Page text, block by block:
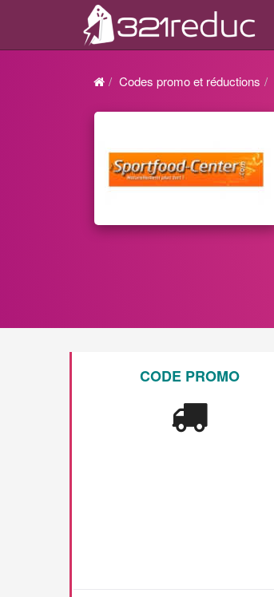
Codes promo et réductions
CODE PROMO